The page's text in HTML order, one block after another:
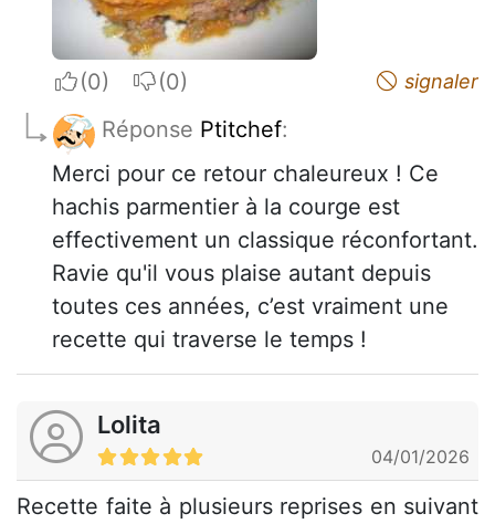
I apreciateI do not appreciate signaler
Réponse Ptitchef:
Merci pour ce retour chaleureux ! Ce
hachis parmentier à la courge est
effectivement un classique réconfortant.
Ravie qu'il vous plaise autant depuis
toutes ces années, c’est vraiment une
recette qui traverse le temps !
Lolita
04/01/2026
Recette faite à plusieurs reprises en suivant